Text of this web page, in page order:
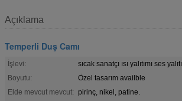
Açıklama
Temperli Duş Camı
İşlevi:
sıcak sanatçı ısı yalıtımı ses
Boyutu:
Özel tasarım availble
Elde mevcut mevcut: pirinç, nikel, patine.